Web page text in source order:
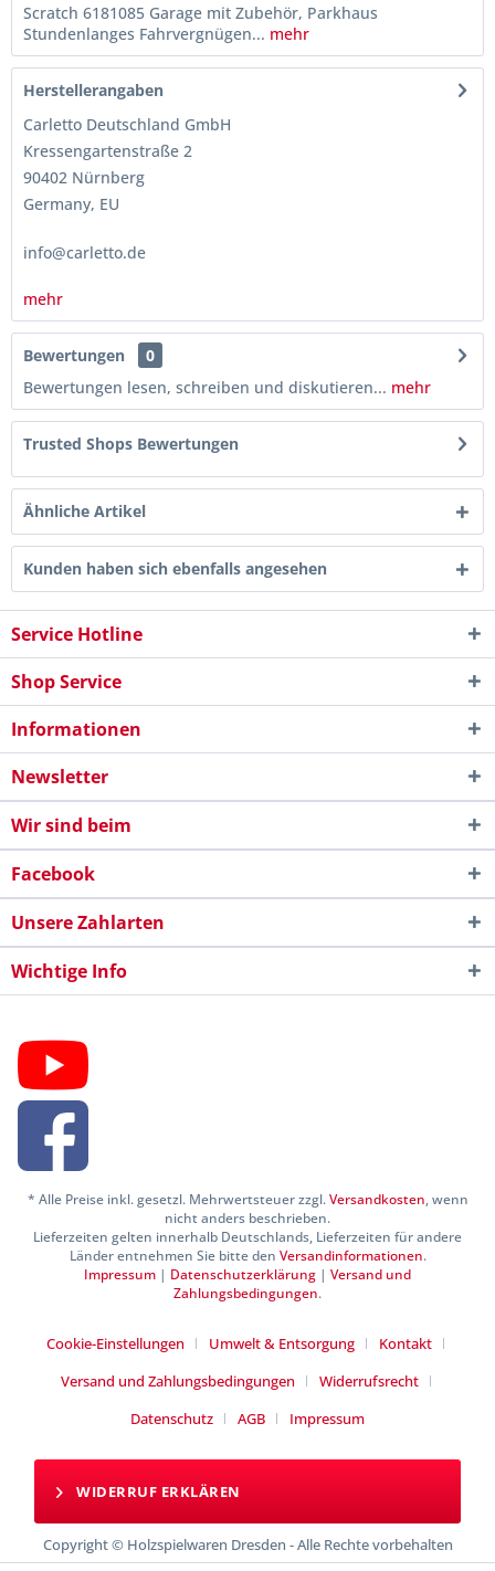
Scratch 6181085 Garage mit Zubehör, Parkhaus
Stundenlanges Fahrvergnügen... mehr
Herstellerangaben
Carletto Deutschland GmbH
Kressengartenstraße 2
90402 Nürnberg
Germany, EU
info@carletto.de
mehr
Bewertungen
0
Bewertungen lesen, schreiben und diskutieren... mehr
Trusted Shops Bewertungen
Ähnliche Artikel
Kunden haben sich ebenfalls angesehen
Service Hotline
Shop Service
Informationen
Newsletter
Wir sind beim
Facebook
Unsere Zahlarten
Wichtige Info
* Alle Preise inkl. gesetzl. Mehrwertsteuer zzgl.Versandkosten, wenn
nicht anders beschrieben.
Lieferzeiten gelten innerhalb Deutschlands, Lieferzeiten für andere
Länder entnehmen Sie bitte den Versandinformationen.
Impressum | Datenschutzerklärung | Versand und
Zahlungsbedingungen.
Cookie-Einstellungen Umwelt & Entsorgung
Kontakt
Versand und Zahlungsbedingungen
Widerrufsrecht
Datenschutz
AGB Impressum
WIDERRUF ERKLÄREN
Copyright © Holzspielwaren Dresden - Alle Rechte vorbehalten